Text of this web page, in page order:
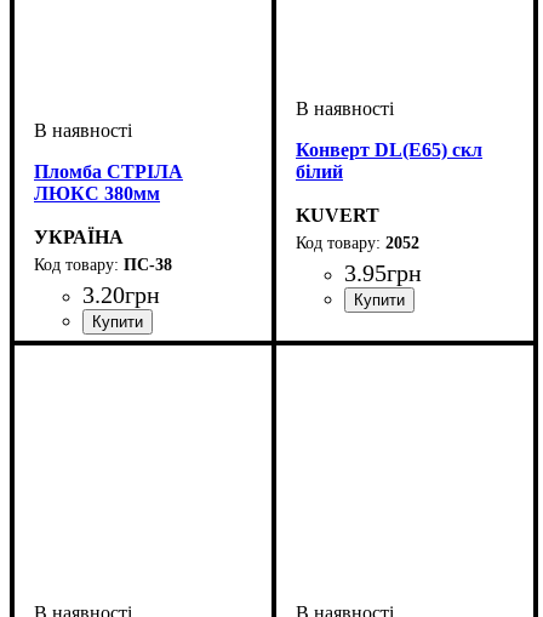
Пломба СТРІЛА
ЛЮКС 380мм
УКРАЇНА
ПС-38
3.20грн
Конверт DL(Е65) скл
білий
KUVERT
2052
3.95грн